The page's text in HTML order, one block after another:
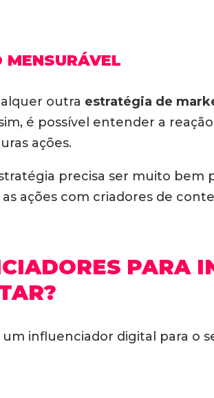
MENSURÁVEL
outra estratégia de
é possível entender a
ações.
precisa ser muito bem
ações com criadores de
PARA
influenciador digital para o